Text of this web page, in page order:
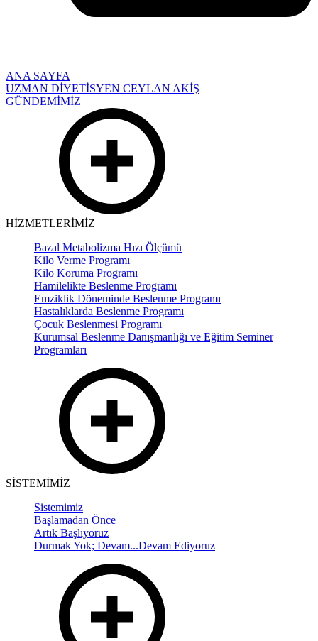
ANA SAYFA
UZMAN DİYETİSYEN CEYLAN AKİŞ
GÜNDEMİMİZ
HİZMETLERİMİZ
Bazal Metabolizma Hızı Ölçümü
Kilo Verme Programı
Kilo Koruma Programı
Hamilelikte Beslenme Programı
Emziklik Döneminde Beslenme Programı
Hastalıklarda Beslenme Programı
Çocuk Beslenmesi Programı
Kurumsal Beslenme Danışmanlığı ve Eğitim Seminer
Programları
SİSTEMİMİZ
Sistemimiz
Başlamadan Önce
Artık Başlıyoruz
Durmak Yok; Devam...Devam Ediyoruz